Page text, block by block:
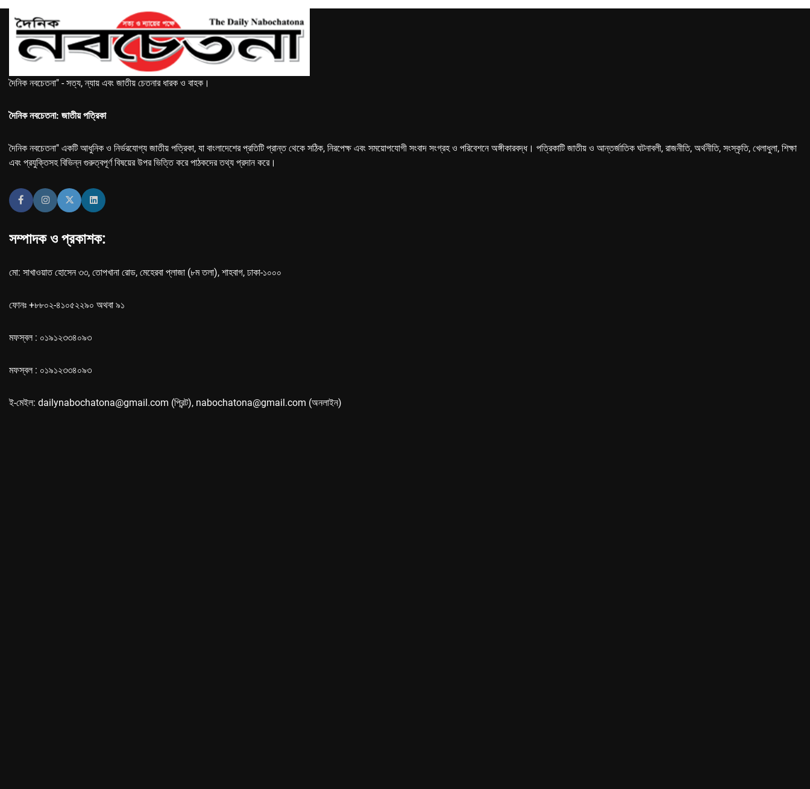
দৈনিক নবচেতনা" - সত্য, ন্যায় এবং জাতীয় চেতনার ধারক ও বাহক।
দৈনিক নবচেতনা: জাতীয় পত্রিকা
দৈনিক নবচেতনা" একটি আধুনিক ও নির্ভরযোগ্য জাতীয় পত্রিকা, যা বাংলাদেশের প্রতিটি প্রান্ত থেকে সঠিক, নিরপেক্ষ এবং সময়োপযোগী সংবাদ সংগ্রহ ও পরিবেশনে অঙ্গীকারবদ্ধ। পত্রিকাটি জাতীয় ও আন্তর্জাতিক ঘটনাবলী, রাজনীতি, অর্থনীতি, সংস্কৃতি, খেলাধুলা, শিক্ষা
এবং প্রযুক্তিসহ বিভিন্ন গুরুত্বপূর্ণ বিষয়ের উপর ভিত্তি করে পাঠকদের তথ্য প্রদান করে।
সম্পাদক ও প্রকাশক:
মো: সাখাওয়াত হোসেন ৩৩, তোপখানা রোড, মেহেরবা প্লাজা (৮ম তলা), শাহবাগ, ঢাকা-১০০০
ফোনঃ +৮৮০২-৪১০৫২২৯০ অথবা ৯১
মফস্বল : ০১৯১২৩৩৪০৯৩
মফস্বল : ০১৯১২৩৩৪০৯৩
ই-মেইল: dailynabochatona@gmail.com (প্রিন্ট), nabochatona@gmail.com (অনলাইন)